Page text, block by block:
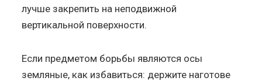
лучше закрепить на неподвижной
вертикальной поверхности.
Если предметом борьбы являются осы
земляные, как избавиться: держите наготове